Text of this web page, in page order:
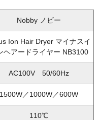
Nobby ノビー
Ion Hair Dryer マイナスイ
ヘアードライヤー NB3100
AC100V 50/60Hz
1500W／1000W／600W
110℃